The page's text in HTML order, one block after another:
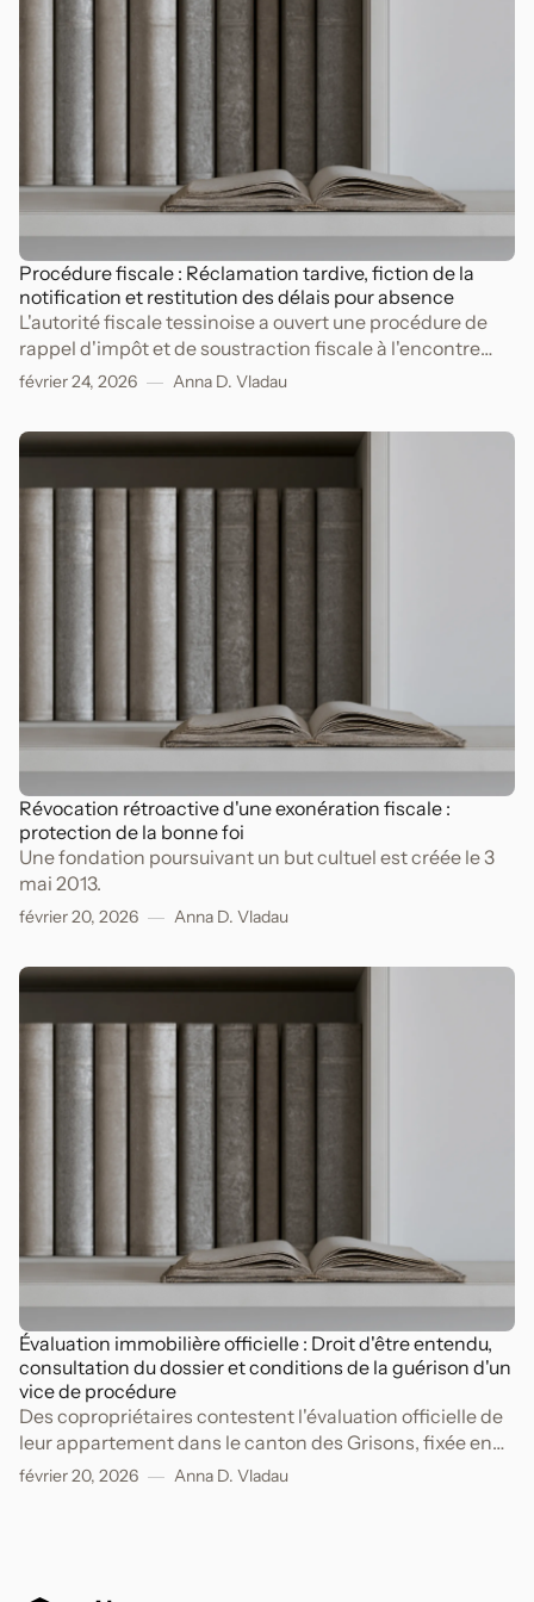
Procédure fiscale : Réclamation tardive, fiction de la
notification et restitution des délais pour absence
L'autorité fiscale tessinoise a ouvert une procédure de
rappel d'impôt et de soustraction fiscale à l'encontre
d'un contribuable.
février 24, 2026 Anna D. Vladau
Révocation rétroactive d'une exonération fiscale :
protection de la bonne foi
Une fondation poursuivant un but cultuel est créée le 3
mai 2013.
février 20, 2026 Anna D. Vladau
Évaluation immobilière officielle : Droit d'être entendu,
consultation du dossier et conditions de la guérison d'un
vice de procédure
Des copropriétaires contestent l'évaluation officielle de
leur appartement dans le canton des Grisons, fixée en
2020 par l'Office d'évaluation immobilière (ci-après:
février 20, 2026 Anna D. Vladau